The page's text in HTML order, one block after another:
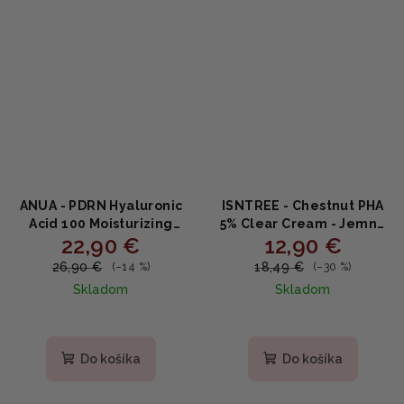
ANUA - PDRN Hyaluronic
Acid 100 Moisturizing
Cream - Hydratačný
krém s PDRN a kyselinou
hyalurónovou 60ml
22,90 €
26,90 € (–14 %)
Skladom
produktu
Do košíka
ISNTREE - Chestnut PHA
5% Clear Cream - Jemne
exfoliačný hydratačný
krém 100ml
12,90 €
18,49 € (–30 %)
Skladom
Do košíka